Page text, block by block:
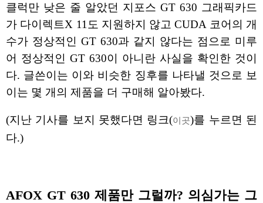
클럭만 낮은 줄 알았던 지포스 GT 630 그래픽카드
가 다이렉트X 11도 지원하지 않고 CUDA 코어의 개
수가 정상적인 GT 630과 같지 않다는 점으로 미루
어 정상적인 GT 630이 아니란 사실을 확인한 것이
다. 글쓴이는 이와 비슷한 징후를 나타낼 것으로 보
이는 몇 개의 제품을 더 구매해 알아봤다.
(지난 기사를 보지 못했다면 링크(이곳)를 누르면 된
다.)
AFOX GT 630 제품만 그럴까? 의심가는 그